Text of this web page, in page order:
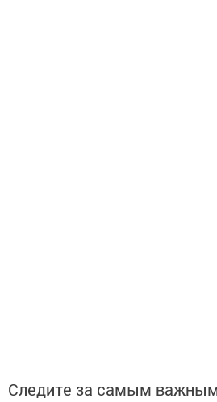
Следите за самым